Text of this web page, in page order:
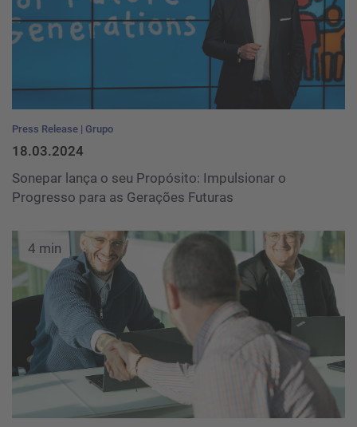
Press Release Grupo
18.03.2024
Sonepar lança o seu Propósito: Impulsionar o
Progresso para as Gerações Futuras
4 min